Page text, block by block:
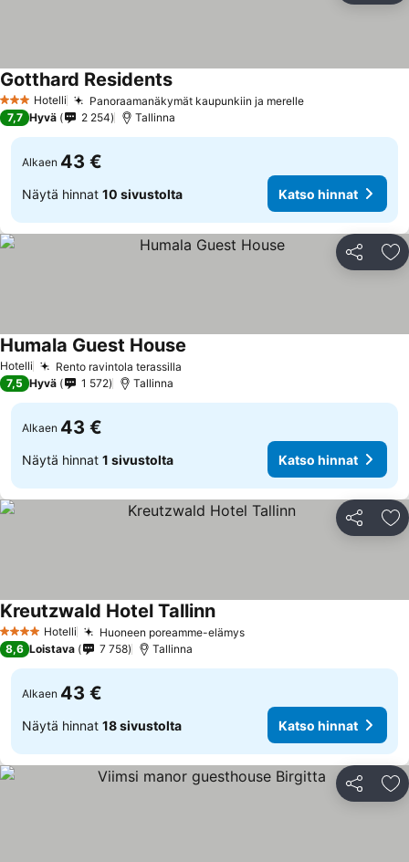
3 Tähtiluokitus
Hotelli Panoraamanäkymät kaupunkiin ja merelle
Gotthard Residents
7,7 Hyvä 2 254 Tallinna
Alkaen 43 €
Näytä hinnat 10 sivustolta Katso hinnat
Jaa
Hotelli Rento ravintola terassilla
Humala Guest House
7,5 Hyvä 1 572 Tallinna
Alkaen 43 €
Näytä hinnat 1 sivustolta Katso hinnat
Jaa
4 Tähtiluokitus
Hotelli Huoneen poreamme-elämys
Kreutzwald Hotel Tallinn
8,6 Loistava 7 758 Tallinna
Alkaen 43 €
Näytä hinnat 18 sivustolta Katso hinnat
Jaa